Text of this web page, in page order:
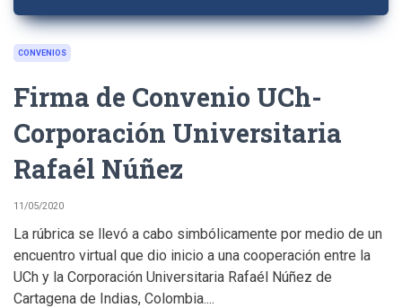
CONVENIOS
Firma de Convenio UCh-
Corporación Universitaria
Rafaél Núñez
11/05/2020
La rúbrica se llevó a cabo simbólicamente por medio de un
encuentro virtual que dio inicio a una cooperación entre la
UCh y la Corporación Universitaria Rafaél Núñez de
Cartagena de Indias, Colombia....